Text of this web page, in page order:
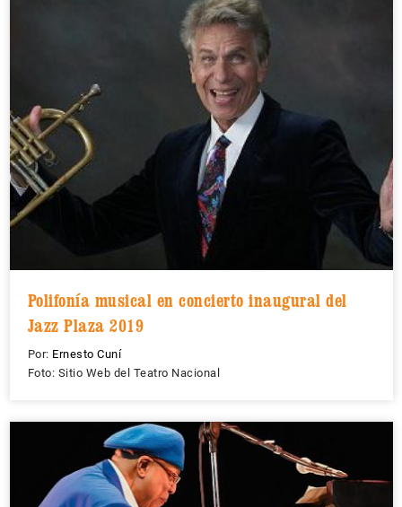
Polifonía musical en concierto inaugural del
Jazz Plaza 2019
Por: Ernesto Cuní
Foto: Sitio Web del Teatro Nacional